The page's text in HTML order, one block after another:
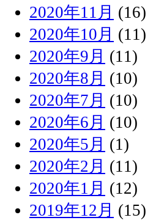
2020年11月 (16)
2020年10月 (11)
2020年9月 (11)
2020年8月 (10)
2020年7月 (10)
2020年6月 (10)
2020年5月 (1)
2020年2月 (11)
2020年1月 (12)
2019年12月 (15)